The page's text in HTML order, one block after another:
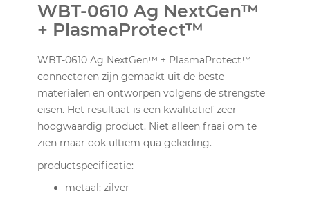
WBT-0610 Ag NextGen™
+ PlasmaProtect™
WBT-0610 Ag NextGen™ + PlasmaProtect™
connectoren zijn gemaakt uit de beste
materialen en ontworpen volgens de strengste
eisen. Het resultaat is een kwalitatief zeer
hoogwaardig product. Niet alleen fraai om te
zien maar ook ultiem qua geleiding.
productspecificatie:
metaal: zilver